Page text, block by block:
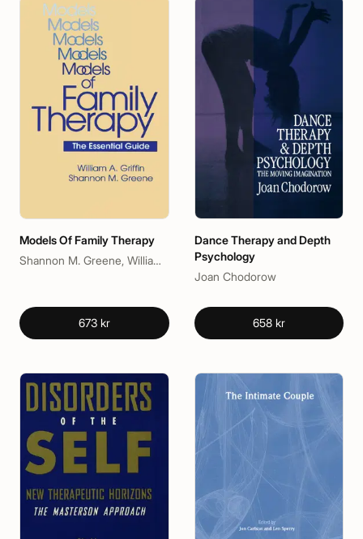
Models Of Family Therapy
Shannon M. Greene, William A. Griffin
673 kr
Dance Therapy and Depth
Psychology
Joan Chodorow
658 kr